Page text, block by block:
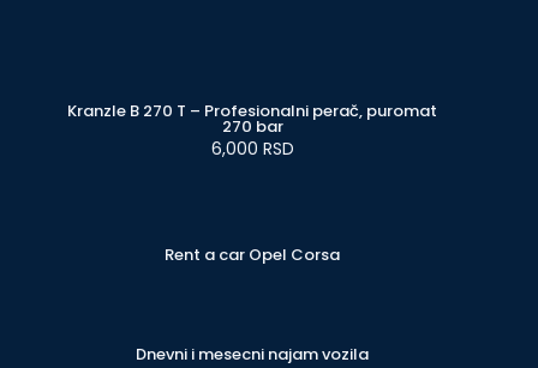
Kranzle B 270 T – Profesionalni perač, puromat
270 bar
6,000 RSD
Rent a car Opel Corsa
Dnevni i mesecni najam vozila